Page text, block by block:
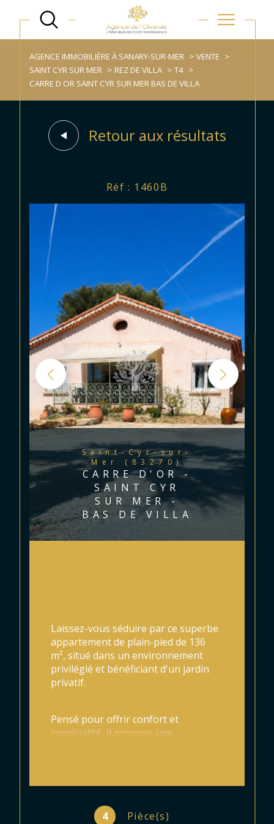
AGENCE IMMOBILIÈRE À SANARY-SUR-MER
VENTE
SAINT CYR SUR MER
REZ DE VILLA
T4
CARRE D OR SAINT CYR SUR MER BAS DE VILLA
Retour aux résultats
Réf : 1460B
Saint-Cyr-sur-
Mer (83270)
CARRE D'OR -
SAINT CYR
SUR MER -
BAS DE VILLA
4
Pièce(s)
Laissez-vous séduire par ce superbe
appartement de plain-pied de 136
m², situé dans un environnement
privilégié et bénéficiant d'un jardin
privatif.
Pensé pour offrir confort et
convivialité, il propose une
l'espace de réception.